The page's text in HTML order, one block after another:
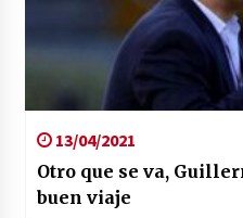
13/04/2021
Otro que se va,
buen viaje